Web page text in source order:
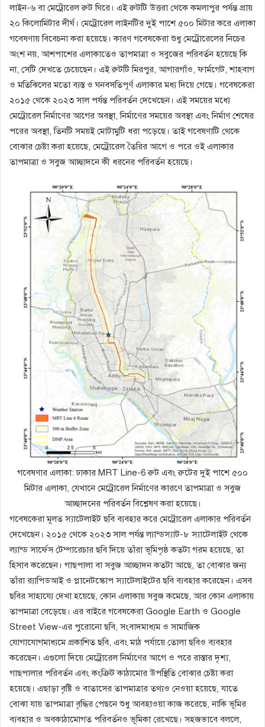
লাইন-৬ বা মেট্রোরেল রুট ঘিরে। এই রুটটি উত্তরা থেকে কমলাপুর পর্যন্ত প্রায়
২০ কিলোমিটার দীর্ঘ। মেট্রোরেল লাইনটির দুই পাশে ৫০০ মিটার করে এলাকা
গবেষণায় বিবেচনা করা হয়েছে। কারণ গবেষকেরা শুধু মেট্রোরেলের নিচের
অংশ নয়, আশপাশের এলাকাতেও তাপমাত্রা ও সবুজের পরিবর্তন হয়েছে কি
না, সেটি দেখতে চেয়েছেন। এই রুটটি মিরপুর, আগারগাঁও, ফার্মগেট, শাহবাগ
ও মতিঝিলের মতো ব্যস্ত ও ঘনবসতিপূর্ণ এলাকার মধ্য দিয়ে গেছে। গবেষকেরা
২০১৫ থেকে ২০২৩ সাল পর্যন্ত পরিবর্তন দেখেছেন। এই সময়ের মধ্যে
মেট্রোরেল নির্মাণের আগের অবস্থা, নির্মাণের সময়ের অবস্থা এবং নির্মাণ শেষের
পরের অবস্থা, তিনটি সময়ই মোটামুটি ধরা পড়েছে। তাই গবেষণাটি থেকে
বোঝার চেষ্টা করা হয়েছে, মেট্রোরেল তৈরির আগে ও পরে ওই এলাকার
তাপমাত্রা ও সবুজ আচ্ছাদনে কী ধরনের পরিবর্তন হয়েছে।
গবেষণার এলাকা: ঢাকার MRT Line-6 রুট এবং রুটের দুই পাশে ৫০০
মিটার এলাকা, যেখানে মেট্রোরেল নির্মাণের কারণে তাপমাত্রা ও সবুজ
আচ্ছাদনের পরিবর্তন বিশ্লেষণ করা হয়েছে।
গবেষকেরা মূলত স্যাটেলাইট ছবি ব্যবহার করে মেট্রোরেল এলাকার পরিবর্তন
দেখেছেন। ২০১৫ থেকে ২০২৩ সাল পর্যন্ত ল্যান্ডস্যাট-৮ স্যাটেলাইট থেকে
ল্যান্ড সার্ফেস টেম্পারেচার ছবি দিয়ে তাঁরা ভূমিপৃষ্ঠ কতটা গরম হয়েছে, তা
হিসাব করেছেন। গাছপালা বা সবুজ আচ্ছাদন কতটা আছে, তা বোঝার জন্য
তাঁরা র‍্যাপিডআই ও প্লানেটস্কোপ স্যাটেলাইটের ছবি ব্যবহার করেছেন। এসব
ছবির সাহায্যে দেখা হয়েছে, কোন এলাকায় সবুজ কমেছে, আর কোন এলাকায়
তাপমাত্রা বেড়েছে। এর বাইরে গবেষকেরা Google Earth ও Google
Street View-এর পুরোনো ছবি, সংবাদমাধ্যম ও সামাজিক
যোগাযোগমাধ্যমে প্রকাশিত ছবি, এবং মাঠ পর্যায়ে তোলা ছবিও ব্যবহার
করেছেন। এগুলো দিয়ে মেট্রোরেল নির্মাণের আগে ও পরে রাস্তার দৃশ্য,
গাছপালার পরিবর্তন এবং কংক্রিট কাঠামোর উপস্থিতি বোঝার চেষ্টা করা
হয়েছে। এছাড়া বৃষ্টি ও বাতাসের তাপমাত্রার তথ্যও নেওয়া হয়েছে, যাতে
বোঝা যায় তাপমাত্রা বৃদ্ধির পেছনে শুধু আবহাওয়া কাজ করেছে, নাকি ভূমির
ব্যবহার ও অবকাঠামোগত পরিবর্তনও ভূমিকা রেখেছে। সহজভাবে বললে,